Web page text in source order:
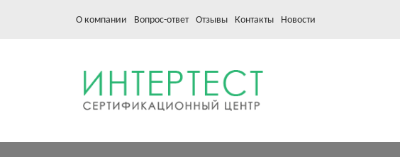
О компании Вопрос-ответ Отзывы Контакты Новости